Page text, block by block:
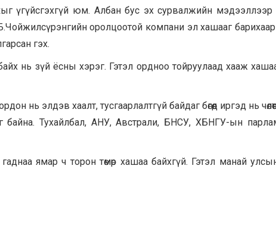
үгүйсгэхгүй юм. Албан бус эх сурвалжийн
оролцоотой компани эл хашааг
гэх.
нь зүй ёсны хэрэг. Гэтэл ордноо тойруулаад хааж
нь элдэв хаалт, тусгаарлалтгүй байдаг бөгөөд иргэд нь
байна. Тухайлбал, АНУ, Австрали, БНСУ, ХБНГУ-ын
ямар ч торон төмөр хашаа байхгүй. Гэтэл манай улсын